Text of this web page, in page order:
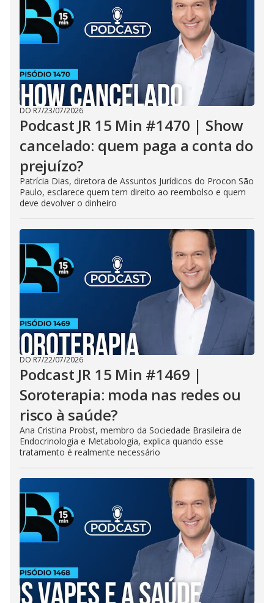
DO R7/23/07/2026
Podcast JR 15 Min #1470 | Show
cancelado: quem paga a conta do
prejuízo?
Patrícia Dias, diretora de Assuntos Jurídicos do Procon São
Paulo, esclarece quem tem direito ao reembolso e quem
deve devolver o dinheiro
DO R7/22/07/2026
Podcast JR 15 Min #1469 |
Soroterapia: moda nas redes ou
risco à saúde?
Ana Cristina Probst, membro da Sociedade Brasileira de
Endocrinologia e Metabologia, explica quando esse
tratamento é realmente necessário